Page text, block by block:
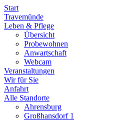
Start
Travemünde
Leben & Pflege
Übersicht
Probewohnen
Anwartschaft
Webcam
Veranstaltungen
Wir für Sie
Anfahrt
Alle Standorte
Ahrensburg
Großhansdorf 1